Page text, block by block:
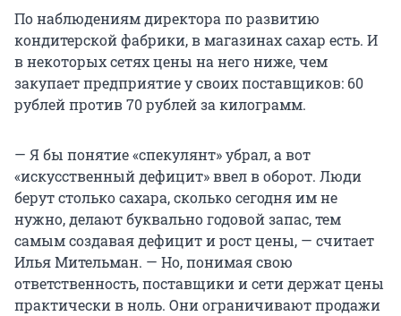
По наблюдениям директора по развитию
кондитерской фабрики, в магазинах сахар есть. И
в некоторых сетях цены на него ниже, чем
закупает предприятие у своих поставщиков: 60
рублей против 70 рублей за килограмм.
— Я бы понятие «спекулянт» убрал, а вот
«искусственный дефицит» ввел в оборот. Люди
берут столько сахара, сколько сегодня им не
нужно, делают буквально годовой запас, тем
самым создавая дефицит и рост цены, — считает
Илья Мительман. — Но, понимая свою
ответственность, поставщики и сети держат цены
практически в ноль. Они ограничивают продажи